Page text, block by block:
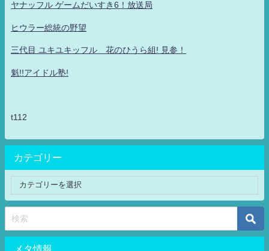
ヤナッフル ゲームだいすき6！放送局
ヒウラー総統の野望
三代目 ユキユキッフル 花のひうら組! 見参！
魁!!アイドル塾!
t112
カテゴリー
メタ情報